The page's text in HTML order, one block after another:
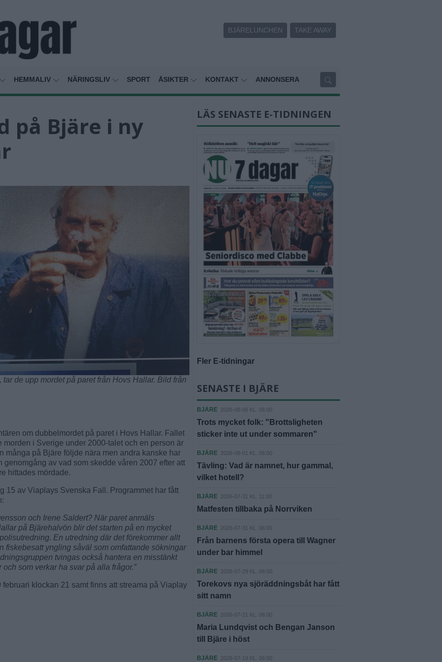
BJÄRELUNCHEN TAKE AWAY
HEMMALIV NÄRINGSLIV SPORT ÅSIKTER KONTAKT ANNONSERA
på Bjäre i ny
de upp mordet på paret från Hovs Hallar. Bild från
om dubbelmordet på paret i Hovs Hallar. Fallet
morden i Sverige under 2000-talet och en person är
många på Bjäre följde nära men andra kanske har
genomgång av vad som skedde våren 2007 efter att
hittades mördade.
15 av Viaplays Svenska Fall. Programmet har fått
och Irene Saldert? När paret anmäls
på Bjärehalvön blir det starten på en mycket
En utredning där det förekommer allt
fiskebesatt yngling såväl som omfattande sökningar
tvingas också hantera en misstänkt
som verkar ha svar på alla frågor.”
klockan 21 samt finns att streama på Viaplay
LÄS SENASTE E-TIDNINGEN
Fler E-tidningar
SENASTE I BJÄRE
BJÄRE 2026-08-06 KL. 06:00
Trots mycket folk: "Brottsligheten
sticker inte ut under sommaren"
BJÄRE 2026-08-01 KL. 06:00
Tävling: Vad är namnet, hur gammal,
vilket hotell?
BJÄRE 2026-07-31 KL. 11:00
Matfesten tillbaka på Norrviken
BJÄRE 2026-07-31 KL. 06:00
Från barnens första opera till Wagner
under bar himmel
BJÄRE 2026-07-29 KL. 06:00
Torekovs nya sjöräddningsbåt har fått
sitt namn
BJÄRE 2026-07-21 KL. 06:00
Maria Lundqvist och Bengan Janson
till Bjäre i höst
BJÄRE 2026-07-19 KL. 06:00